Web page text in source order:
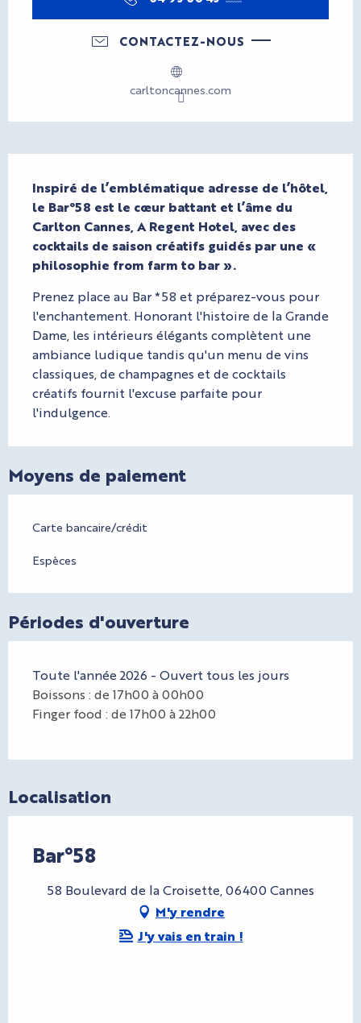
CONTACTEZ-NOUS
carltoncannes.com
Description
Inspiré de l’emblématique adresse de l’hôtel,
le Bar°58 est le cœur battant et l’âme du
Carlton Cannes, A Regent Hotel, avec des
cocktails de saison créatifs guidés par une «
philosophie from farm to bar ».
Prenez place au Bar *58 et préparez-vous pour
l'enchantement. Honorant l'histoire de la Grande
Dame, les intérieurs élégants complètent une
ambiance ludique tandis qu'un menu de vins
classiques, de champagnes et de cocktails
créatifs fournit l'excuse parfaite pour
l'indulgence.
Moyens de paiement
Carte bancaire/crédit
Espèces
Périodes d'ouverture
Toute l'année 2026 - Ouvert tous les jours
Boissons : de 17h00 à 00h00
Finger food : de 17h00 à 22h00
Localisation
Bar°58
58 Boulevard de la Croisette, 06400 Cannes
M'y rendre
J'y vais en train !